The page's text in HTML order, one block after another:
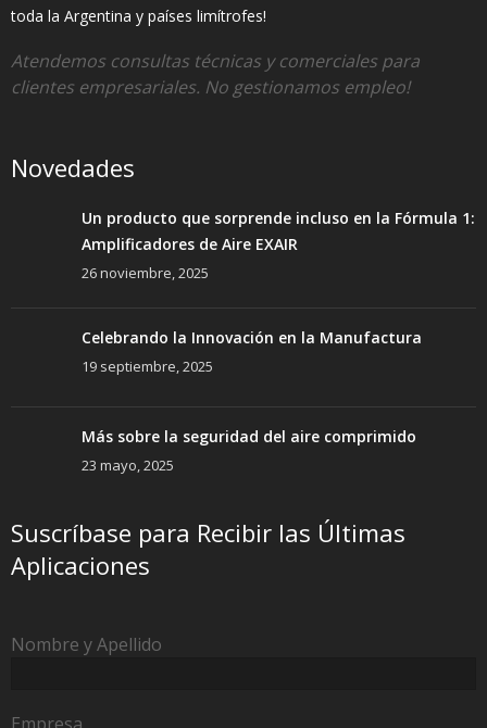
toda la Argentina y países limítrofes!
Atendemos consultas técnicas y comerciales para
clientes empresariales. No gestionamos empleo!
Novedades
Un producto que sorprende incluso en la Fórmula 1:
Amplificadores de Aire EXAIR
26 noviembre, 2025
Celebrando la Innovación en la Manufactura
19 septiembre, 2025
Más sobre la seguridad del aire comprimido
23 mayo, 2025
Suscríbase para Recibir las Últimas
Aplicaciones
Nombre y Apellido
Empresa